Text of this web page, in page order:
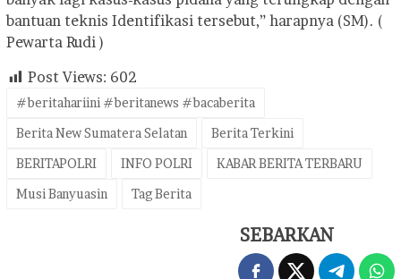
bantuan teknis Identifikasi tersebut,” harapnya (SM). (
Pewarta Rudi )
Post Views: 602
#beritahariini #beritanews #bacaberita
Berita New Sumatera Selatan
Berita Terkini
BERITAPOLRI
INFO POLRI
KABAR BERITA TERBARU
Musi Banyuasin
Tag Berita
SEBARKAN